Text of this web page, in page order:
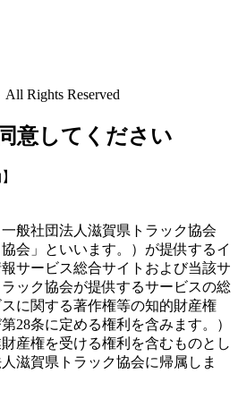
Rights Reserved
意してください
般社団法人滋賀県トラック協会
会」といいます。）が提供するイ
サービス総合サイトおよび当該サ
ック協会が提供するサービスの総
に関する著作権等の知的財産権
28条に定める権利を含みます。）
産権を受ける権利を含むものとし
滋賀県トラック協会に帰属しま